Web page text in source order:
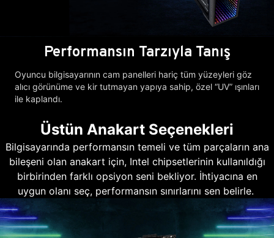
Performansın Tarzıyla Tanış
Oyuncu bilgisayarının cam panelleri hariç tüm yüzeyleri göz
alıcı görünüme ve kir tutmayan yapıya sahip, özel “UV” ışınları
ile kaplandı.
Üstün Anakart Seçenekleri
Bilgisayarında performansın temeli ve tüm parçaların ana
bileşeni olan anakart için, Intel chipsetlerinin kullanıldığı
birbirinden farklı opsiyon seni bekliyor. İhtiyacına en
uygun olanı seç, performansın sınırlarını sen belirle.